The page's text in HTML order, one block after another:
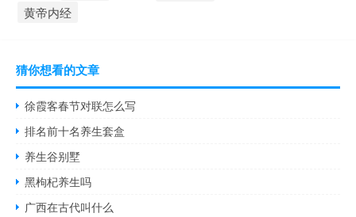
黄帝内经
猜你想看的文章
徐霞客春节对联怎么写
排名前十名养生套盒
养生谷别墅
黑枸杞养生吗
广西在古代叫什么